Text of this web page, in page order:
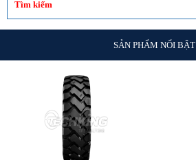
SẢN PHẨM NỔI BẬT